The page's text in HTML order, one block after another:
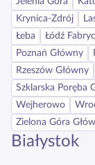
Krynica-Zdrój
Łeba
Łódź
Poznań Główny
Rzeszów Główny
Szklarska Poręba
Wejherowo
Zielona Góra
Białystok